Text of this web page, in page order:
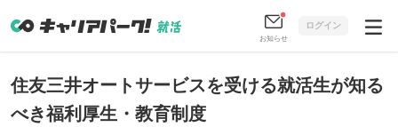
お知らせ
ログイン
住友三井オートサービスを受ける就活生が知る
べき福利厚生・教育制度